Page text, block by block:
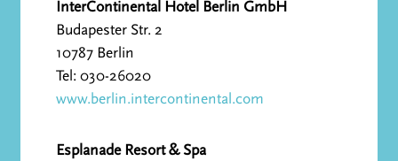
InterContinental Hotel Berlin GmbH
Budapester Str. 2
10787 Berlin
Tel: 030-26020
www.berlin.intercontinental.com
Esplanade Resort & Spa